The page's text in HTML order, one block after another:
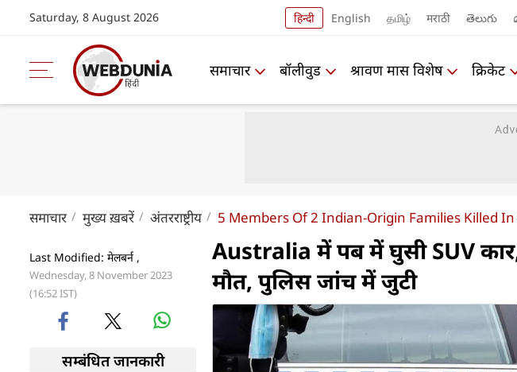
Saturday, 8 August 2026 हिन्दी English தமிழ் मराठी తెలుగు
समाचार बॉलीवुड श्रावण मास विशेष क्रिकेट
समाचार मुख्य ख़बरें अंतरराष्ट्रीय 5 Members Of 2 Indian-Origin Families Killed
Last Modified: मेलबर्न ,
Wednesday, 8 November 2023
(16:52 IST)
सम्बंधित जानकारी
Australia में पब में घुसी SUV
मौत, पुलिस जांच में जुटी